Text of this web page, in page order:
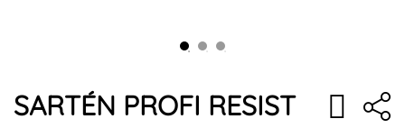
SARTÉN PROFI RESIST